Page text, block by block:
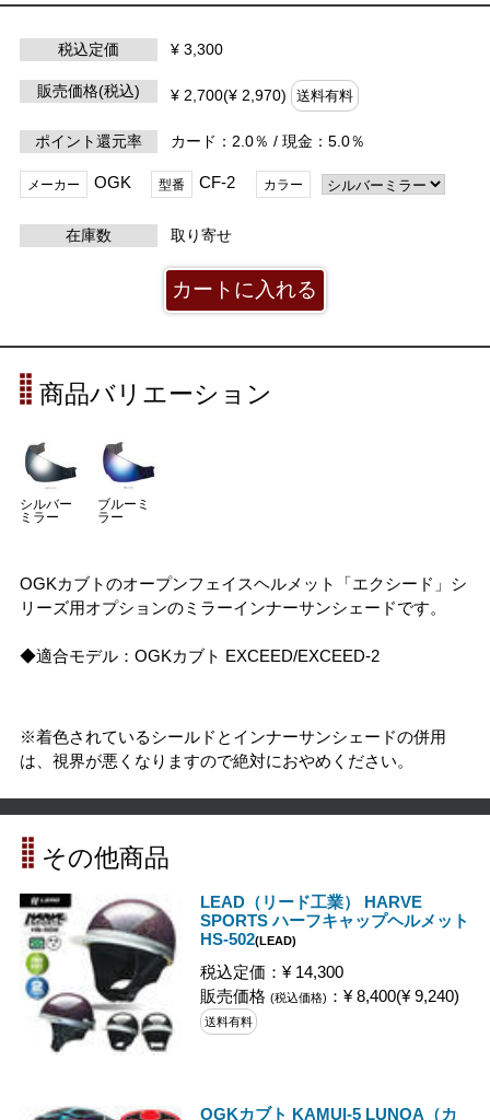
税込定価 ¥ 3,300
販売価格(税込) ¥ 2,700(¥ 2,970) 送料有料
ポイント還元率 カード：2.0％ / 現金：5.0％
メーカー OGK 型番 CF-2 カラー
在庫数 取り寄せ
商品バリエーション
シルバー
ミラー
ブルーミ
ラー
OGKカブトのオープンフェイスヘルメット「エクシード」シ
リーズ用オプションのミラーインナーサンシェードです。
◆適合モデル：OGKカブト EXCEED/EXCEED-2
※着色されているシールドとインナーサンシェードの併用
は、視界が悪くなりますので絶対におやめください。
その他商品
LEAD（リード工業） HARVE
SPORTS ハーフキャップヘルメット
HS-502(LEAD)
税込定価：¥ 14,300
販売価格 (税込価格) ：¥ 8,400(¥ 9,240)
送料有料
OGKカブト KAMUI-5 LUNOA（カ